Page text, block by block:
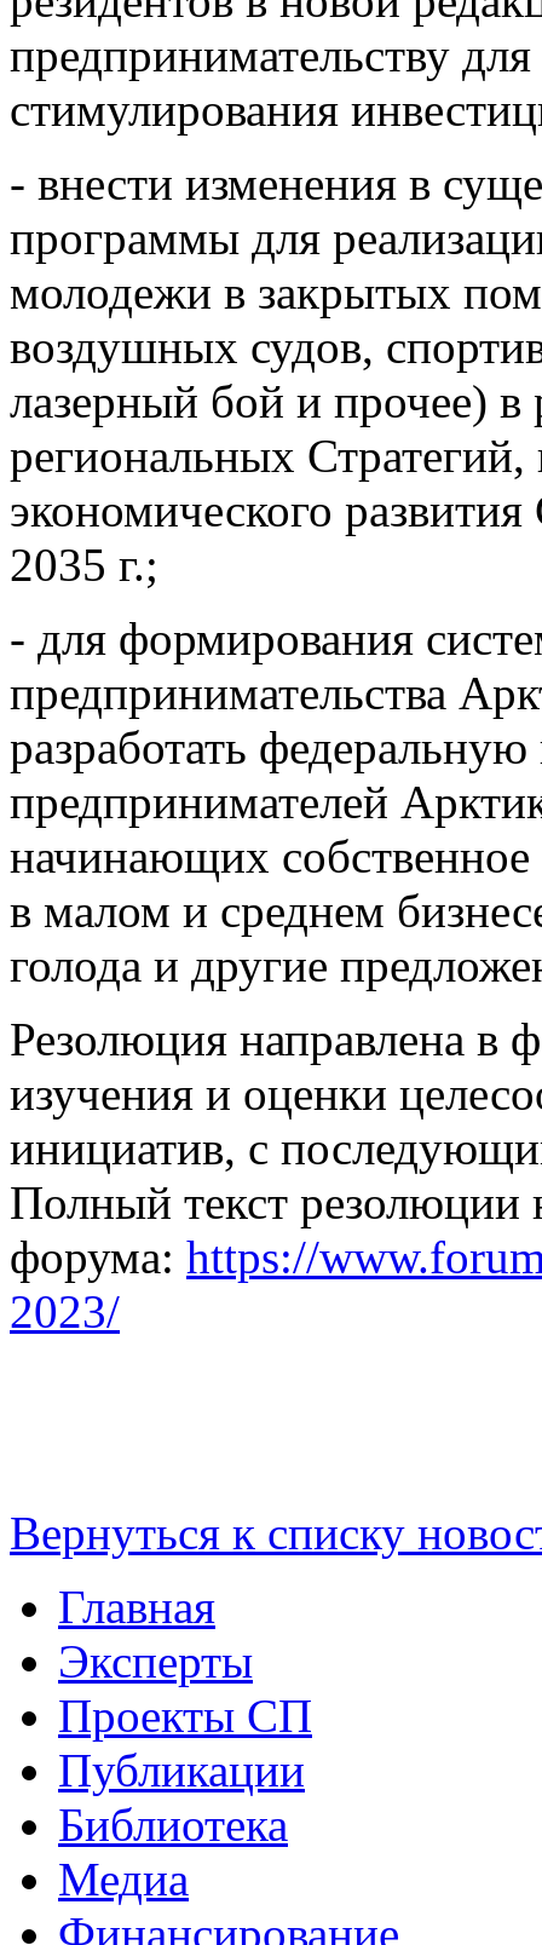
предпринимательству
стимулирования
- внести изменения в
программы для
молодежи в закрытых
воздушных судов,
лазерный бой и прочее) в
региональных
экономического
2035 г.;
- для формирования
предпринимательства
разработать
предпринимателей
начинающих
в малом и среднем
голода и другие
Резолюция направлена в
изучения и оценки
инициатив, с
Полный текст резолюции
форума: https://
2023/
Вернуться к списку
Главная
Эксперты
Проекты СП
Публикации
Библиотека
Медиа
Финансирование